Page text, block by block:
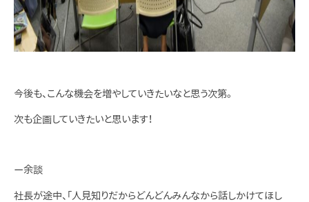
今後も、こんな機会を増やしていきたいなと思う次第。
次も企画していきたいと思います！
ー余談
社長が途中、「人見知りだからどんどんみんなから話しかけてほし